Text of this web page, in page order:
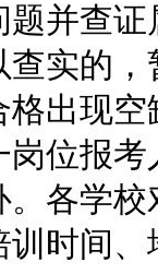
题并查
查实的
格出现
岗位报
。各学
训时间